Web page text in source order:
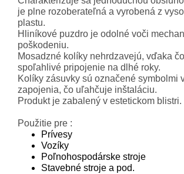
je plne rozoberateľná a vyrobená z
plastu.
Hliníkové puzdro je odolné voči
poškodeniu.
Mosadzné kolíky nehrdzavejú, vďaka
spoľahlivé pripojenie na dlhé roky.
Kolíky zásuvky sú označené symbolmi
zapojenia, čo uľahčuje inštaláciu.
Produkt je zabalený v estetickom blistri.
Použitie pre :
Prívesy
Vozíky
Poľnohospodárske stroje
Stavebné stroje a pod.